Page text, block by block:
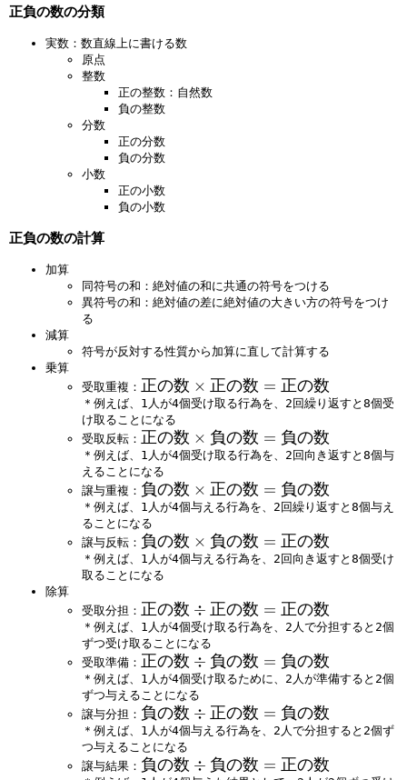
正負の数の分類
実数：数直線上に書ける数
原点
整数
正の整数：自然数
負の整数
分数
正の分数
負の分数
小数
正の小数
負の小数
正負の数の計算
加算
同符号の和：絶対値の和に共通の符号をつける
異符号の和：絶対値の差に絶対値の大きい方の符号をつけ
る
減算
符号が反対する性質から加算に直して計算する
乗算
受取重複： 正
の
数
×
正
の
数
=
正
の
数
正の数 × 正の数 = 正の数
＊例えば、1人が4個受け取る行為を、2回繰り返すと8個受
け取ることになる
受取反転： 正
の
数
×
負
の
数
=
の
数
正の数 × 負の数 = 負の数
＊例えば、1人が4個受け取る行為を、2回向き返すと8個与
えることになる
譲与重複： 負
の
数
×
正
の
数
=
負
の
数
負の数 × 正の数 = 負の数
＊例えば、1人が4個与える行為を、2回繰り返すと8個与え
ることになる
譲与反転： 負
の
数
×
負
の
数
=
正
の
数
負の数 × 負の数 = 正の数
＊例えば、1人が4個与える行為を、2回向き返すと8個受け
取ることになる
除算
受取分担： 正
の
数
÷
正
の
数
=
正
正の数 ÷ 正の数 = 正の数
＊例えば、1人が4個受け取る行為を、2人で分担すると2個
ずつ受け取ることになる
受取準備： 正
の
数
÷
負
の
数
正の数 ÷ 負の数 = 負の数
＊例えば、1人が4個受け取るために、2人が準備すると2個
ずつ与えることになる
譲与分担： 負
の
数
÷
負の数 ÷ 正の数 = 負の数
＊例えば、1人が4個与える行為を、2人で分担すると2個ず
つ与えることになる
譲与結果： 負
負の数 ÷ 負の数 = 正の数